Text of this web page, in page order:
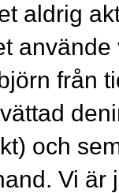
aldrig
från
och
Vi är